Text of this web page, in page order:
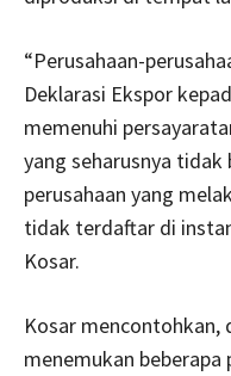
“Perusahaan-
Deklarasi Ekspor
memenuhi
yang seharusnya tidak
perusahaan yang
tidak terdaftar di
Kosar.
Kosar mencontohkan,
menemukan